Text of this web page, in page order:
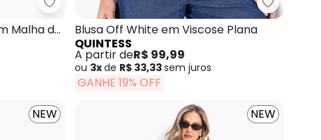
de AlgodãoQuintess - Calça Abstrata Marrom em Malha de
Malha de
Quintess
Blusa Off White em Viscose Plana
QUINTESS
A partir deR$ 99,99
ou 3xde R$ 33,33sem juros
GANHE 19% OFF
NEW NEW